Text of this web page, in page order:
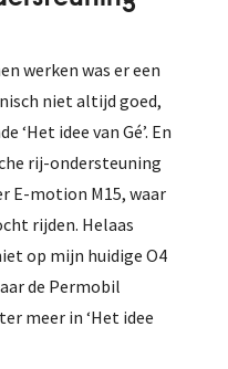
werken was er een
niet altijd goed,
‘Het idee van Gé’. En
rij-ondersteuning
E-motion M15, waar
rijden. Helaas
op mijn huidige O4
de Permobil
meer in ‘Het idee